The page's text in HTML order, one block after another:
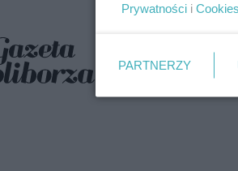
Prywatności i Cookies
PARTNERZY